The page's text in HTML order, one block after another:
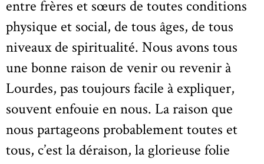
entre frères et sœurs de toutes conditions
physique et social, de tous âges, de tous
niveaux de spiritualité. Nous avons tous
une bonne raison de venir ou revenir à
Lourdes, pas toujours facile à expliquer,
souvent enfouie en nous. La raison que
nous partageons probablement toutes et
tous, c’est la déraison, la glorieuse folie